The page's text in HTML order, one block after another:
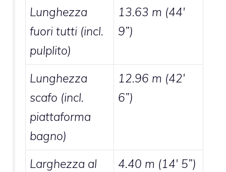
Lunghezza
fuori tutti (incl.
pulplito)
13.63 m (44′
9”)
Lunghezza
scafo (incl.
piattaforma
bagno)
12.96 m (42′
6”)
Larghezza al
4.40 m (14′ 5”)